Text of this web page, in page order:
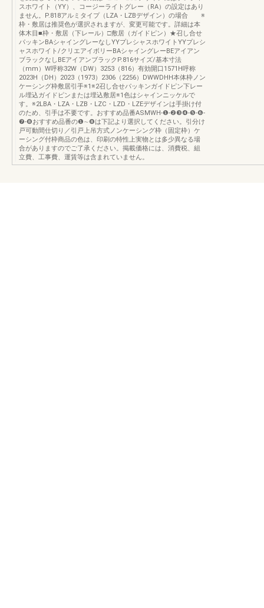
スホワイト（YY）、コージーライトグレー（RA）の設定はあり
ません。P.818アルミタイプ（LZA・LZBデザイン）の場合 ※
枠・敷居は推奨色が選択されますが、変更可能です。詳細は本
体木目■枠・敷居（下レール）□敷居（ガイドピン）★召し合せ
パッキンBAシャイングレーなしYYプレシャスホワイトYYプレシ
ャスホワイト/クリエアイボリーBAシャイングレーBEアイアン
ブラックなしBEアイアンブラックP.816サイズ/基本寸法
（mm）W呼称32W（DW）3253（816）有効開口1571H呼称
2023H（DH）2023（1973）2306（2256）DWWDHH本体枠ノン
ケーシング枠敷居引手※1※2召し合せパッキンガイドピン下レー
ル埋込ガイドピンまたは埋込敷居※1色はシャインニッケルで
す。※2LBA・LZA・LZB・LZC・LZD・LZEデザインは手掛け付
のため、引手は不要です。おすすめ品番ASMWH-❶-❷❸❹-❺-❻-
❼-❽おすすめ品番の❶∼❽は下記より選択してください。引分け
戸可動間仕切り／引戸上吊方式ノンケーシング枠（固定枠）ケ
ーシング付枠商品の色は、印刷の特性上実物とは多少異なる場
合がありますのでご了承ください。掲載価格には、消費税、組
立費、工事費、運賃等は含まれていません。